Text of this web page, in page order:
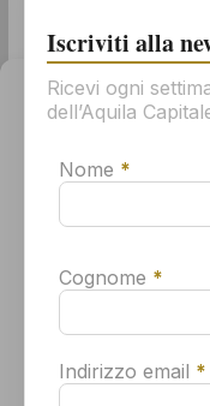
i cookie per
dispositivo. Il tuo
navigazione o gli ID
funzionare correttamente.
Indirizzo
Iscriviti alla
Ricevi ogni
dell’Aquila
Nome *
Cognome *
Indirizzo email *